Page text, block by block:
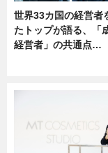
世界33カ国の経営者
たトップが語る、「
経営者」の共通点…